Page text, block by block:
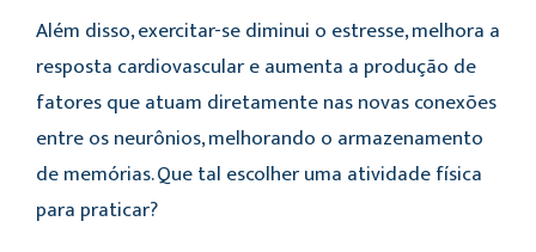
Além disso, exercitar-se diminui o estresse, melhora a
resposta cardiovascular e aumenta a produção de
fatores que atuam diretamente nas novas conexões
entre os neurônios, melhorando o armazenamento
de memórias. Que tal escolher uma atividade física
para praticar?